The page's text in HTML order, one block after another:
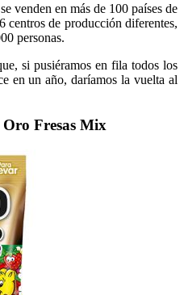
venden en más de 100 países de
centros de producción diferentes,
personas.
si pusiéramos en fila todos los
en un año, daríamos la vuelta al
Oro Fresas Mix